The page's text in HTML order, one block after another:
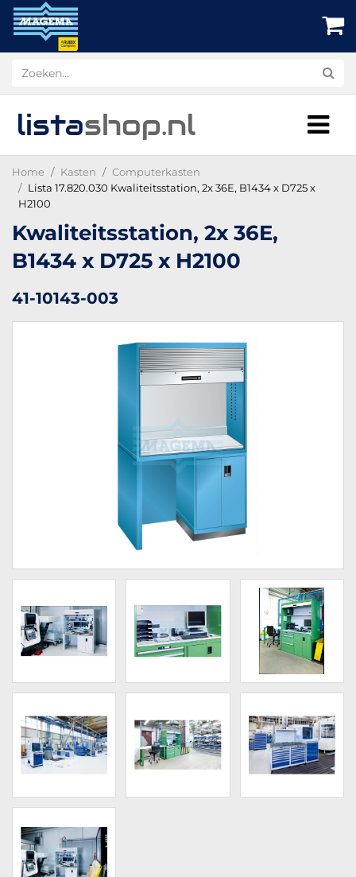
listashop.nl
Home Kasten
Computerkasten
Lista 17.820.030 Kwaliteitsstation, 2x 36E, B1434 x D725 x
H2100
Kwaliteitsstation, 2x 36E,
B1434 x D725 x H2100
41-10143-003